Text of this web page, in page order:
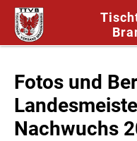
Fotos und
Nachwuchs